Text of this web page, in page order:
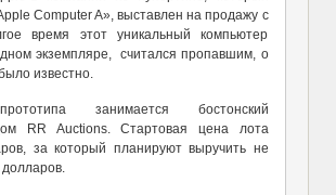
Computer A», выставлен на продажу с
время этот уникальный компьютер
экземпляре, считался пропавшим, о
известно.
занимается бостонский
RR Auctions. Стартовая цена лота
за который планируют выручить не